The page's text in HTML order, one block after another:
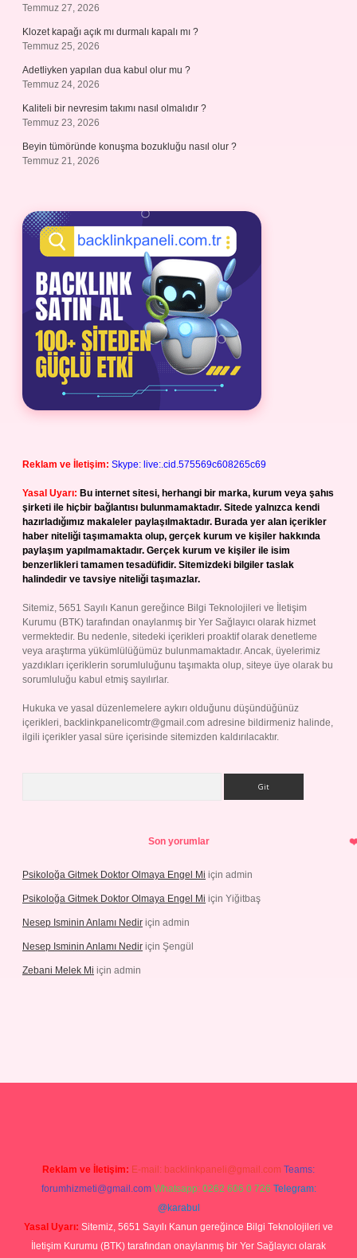
Temmuz 27, 2026
Klozet kapağı açık mı durmalı kapalı mı ?
Temmuz 25, 2026
Adetliyken yapılan dua kabul olur mu ?
Temmuz 24, 2026
Kaliteli bir nevresim takımı nasıl olmalıdır ?
Temmuz 23, 2026
Beyin tümöründe konuşma bozukluğu nasıl olur ?
Temmuz 21, 2026
Reklam ve İletişim: Skype: live:.cid.575569c608265c69
Yasal Uyarı: Bu internet sitesi, herhangi bir marka, kurum veya şahıs
şirketi ile hiçbir bağlantısı bulunmamaktadır. Sitede yalnızca kendi
hazırladığımız makaleler paylaşılmaktadır. Burada yer alan içerikler
haber niteliği taşımamakta olup, gerçek kurum ve kişiler hakkında
paylaşım yapılmamaktadır. Gerçek kurum ve kişiler ile isim
benzerlikleri tamamen tesadüfidir. Sitemizdeki bilgiler taslak
halindedir ve tavsiye niteliği taşımazlar.
Sitemiz, 5651 Sayılı Kanun gereğince Bilgi Teknolojileri ve İletişim
Kurumu (BTK) tarafından onaylanmış bir Yer Sağlayıcı olarak hizmet
vermektedir. Bu nedenle, sitedeki içerikleri proaktif olarak denetleme
veya araştırma yükümlülüğümüz bulunmamaktadır. Ancak, üyelerimiz
yazdıkları içeriklerin sorumluluğunu taşımakta olup, siteye üye olarak bu
sorumluluğu kabul etmiş sayılırlar.
Hukuka ve yasal düzenlemelere aykırı olduğunu düşündüğünüz
içerikleri, backlinkpanelicomtr@gmail.com adresine bildirmeniz halinde,
ilgili içerikler yasal süre içerisinde sitemizden kaldırılacaktır.
Son yorumlar
Psikoloğa Gitmek Doktor Olmaya Engel Mi için admin
Psikoloğa Gitmek Doktor Olmaya Engel Mi için Yiğitbaş
Nesep Isminin Anlamı Nedir için admin
Nesep Isminin Anlamı Nedir için Şengül
Zebani Melek Mi için admin
Reklam ve İletişim: E-mail: backlinkpaneli@gmail.com Teams:
forumhizmeti@gmail.com Whatsapp: 0262 606 0 726 Telegram:
@karabul
Yasal Uyarı: Sitemiz, 5651 Sayılı Kanun gereğince Bilgi Teknolojileri ve
İletişim Kurumu (BTK) tarafından onaylanmış bir Yer Sağlayıcı olarak